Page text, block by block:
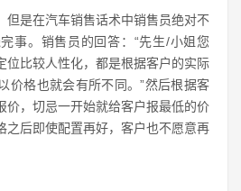
但是在汽车销售话术中销售员绝对不
事。销售员的回答：“先生/小姐您
位比较人性化，都是根据客户的实际
价格也就会有所不同。”然后根据客
价，切忌一开始就给客户报最低的价
之后即使配置再好，客户也不愿意再